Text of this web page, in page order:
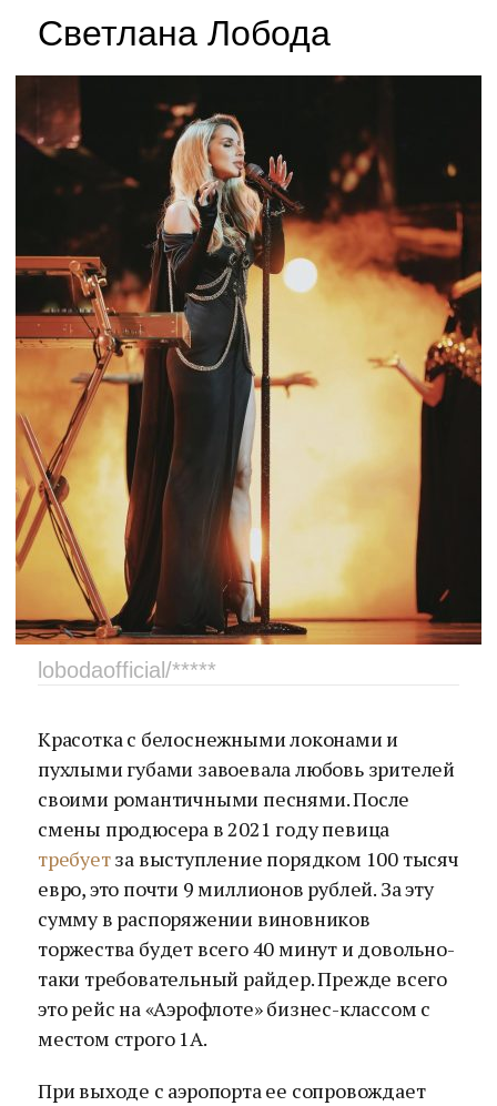
Светлана Лобода
lobodaofficial/*****
Красотка с белоснежными локонами и
пухлыми губами завоевала любовь зрителей
своими романтичными песнями. После
смены продюсера в 2021 году певица
требуетза выступление порядком 100 тысяч
евро, это почти 9 миллионов рублей. За эту
сумму в распоряжении виновников
торжества будет всего 40 минут и довольно-
таки требовательный райдер. Прежде всего
это рейс на «Аэрофлоте» бизнес-классом с
местом строго 1А.
При выходе с аэропорта ее сопровождает